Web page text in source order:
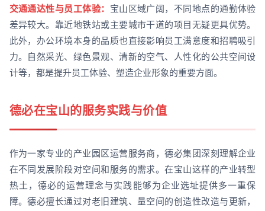
交通通达性与员工体验： 宝山区域广阔，不同地点的通勤体验
差异较大。靠近地铁站或主要城市干道的项目无疑更具优势。
此外，办公环境本身的品质也直接影响员工满意度和招聘吸引
力。自然采光、绿色景观、清新的空气、人性化的公共空间设
计等，都是提升员工体验、塑造企业形象的重要方面。
德必在宝山的服务实践与价值
作为一家专业的产业园区运营服务商，德必集团深刻理解企业
在不同发展阶段对空间和服务的需求。在宝山这样的产业转型
热土，德必的运营理念与实践能够为企业选址提供多一重保
障。德必擅长通过对老旧建筑、量空间的创造性改造与更新，